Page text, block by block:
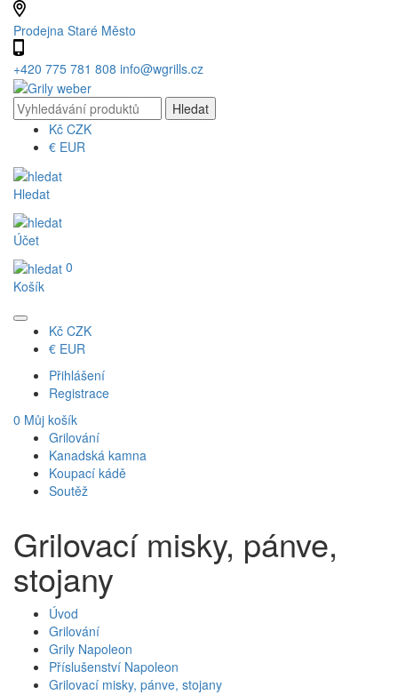
Prodejna Staré Město
+420 775 781 808 info@wgrills.cz
Kč CZK
€ EUR
Hledat
Účet
0
Košík
Kč CZK
€ EUR
Přihlášení
Registrace
0 Můj košík
Grilování
Kanadská kamna
Koupací kádě
Soutěž
Grilovací misky, pánve,
stojany
Úvod
Grilování
Grily Napoleon
Příslušenství Napoleon
Grilovací misky, pánve, stojany